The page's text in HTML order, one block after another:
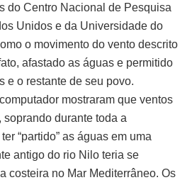
do Centro Nacional de Pesquisa
Unidos e da Universidade do
o movimento do vento descrito
afastado as águas e permitido
e o restante de seu povo.
mostraram que ventos
durante toda a
“partido” as águas em uma
antigo do rio Nilo teria se
costeira no Mar Mediterrâneo. Os